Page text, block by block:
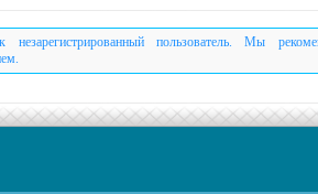
пользователь. Мы